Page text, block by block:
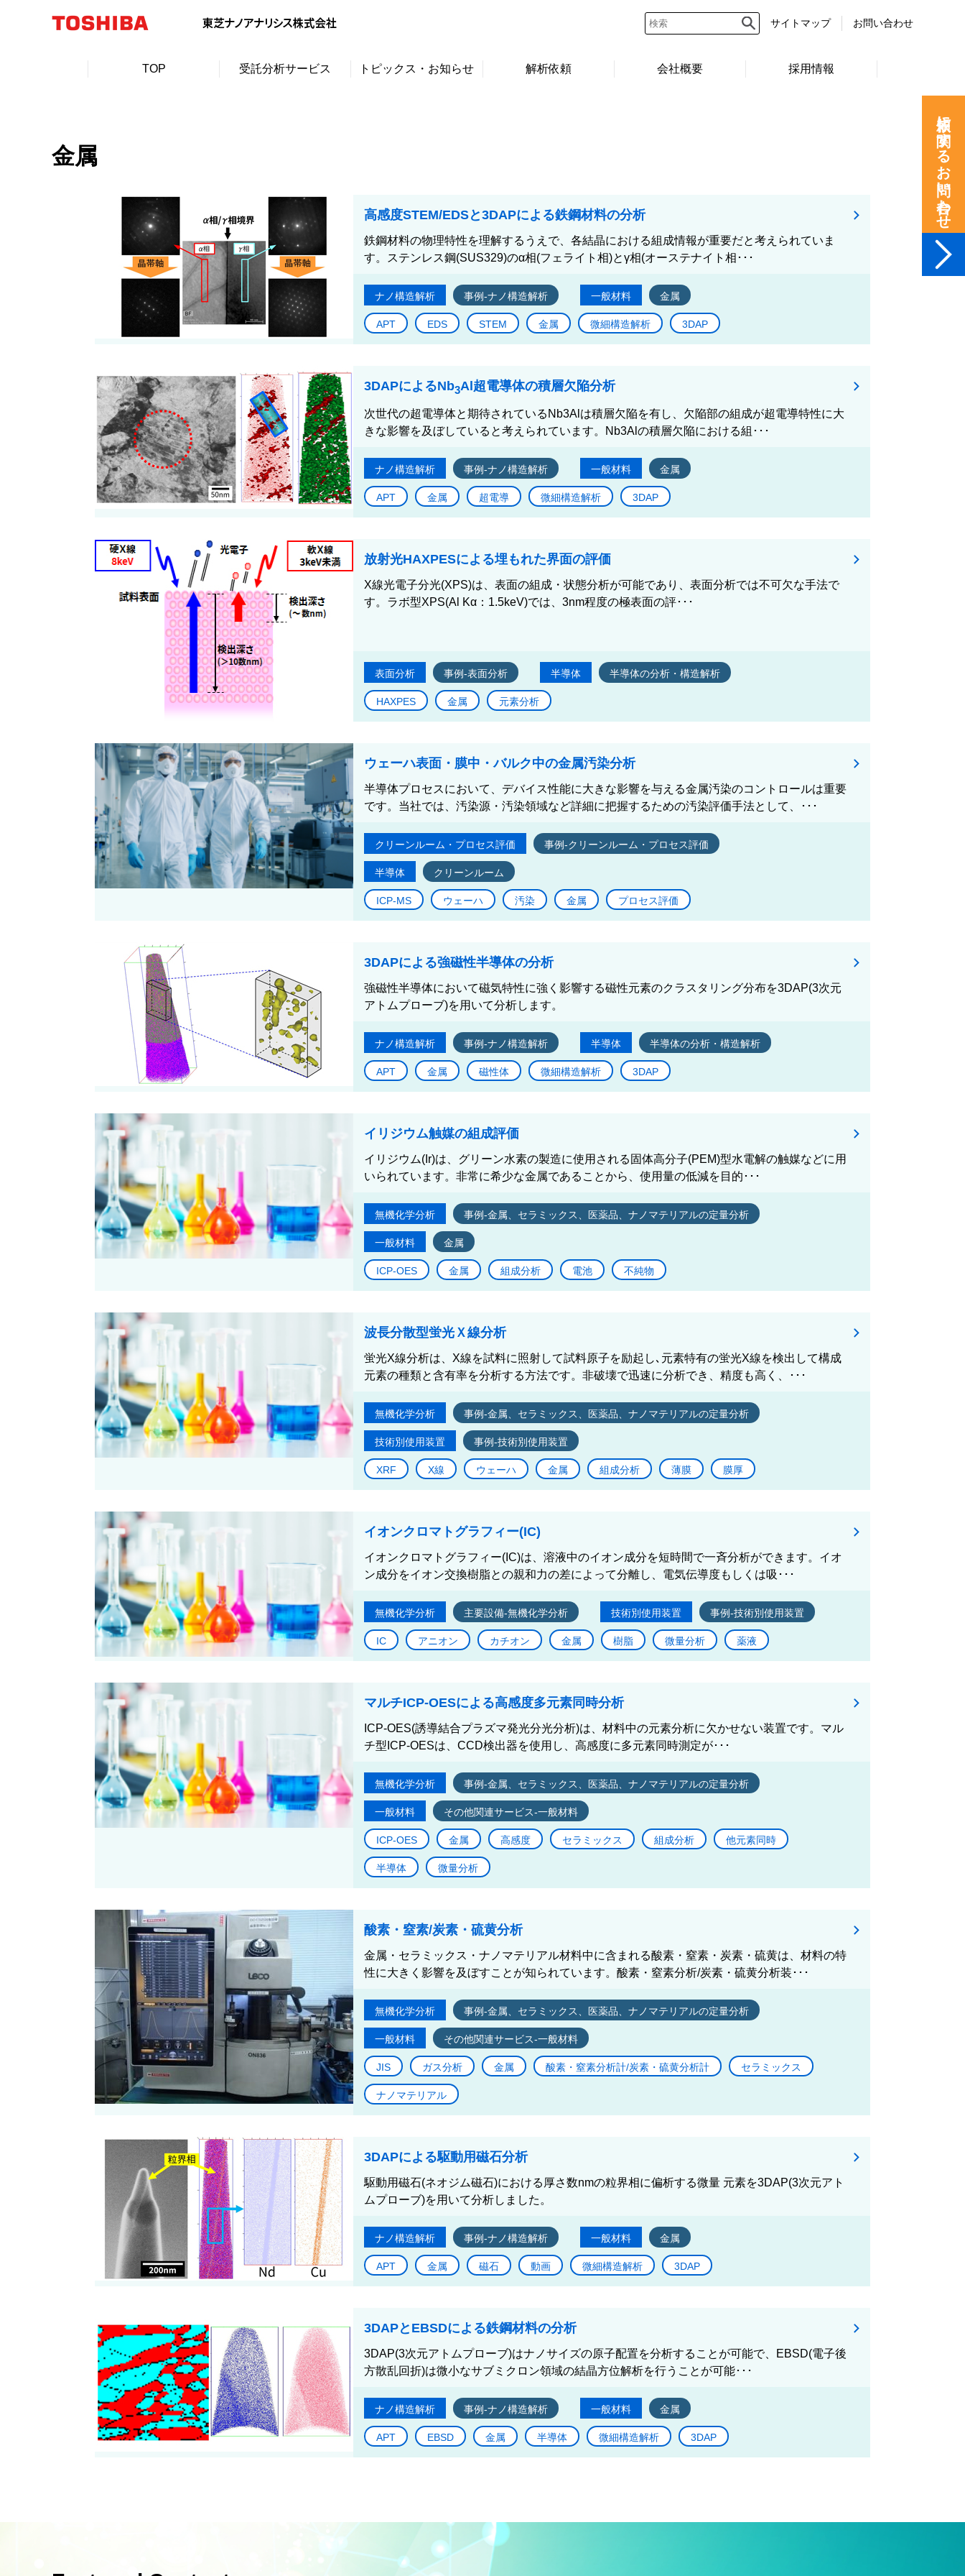
サイトマップ お問い合わせ
TOP 受託分析サービス トピックス・お知らせ 解析依頼 会社概要 採用情報
金属
高感度STEM/EDSと3DAPによる鉄鋼材料の分析
鉄鋼材料の物理特性を理解するうえで、各結晶における組成情報が重要だと考えられていま
す。ステンレス鋼(SUS329)のα相(フェライト相)とγ相(オーステナイト相･･･
ナノ構造解析 事例-ナノ構造解析 一般材料 金属
APT EDS STEM 金属 微細構造解析 3DAP
3DAPによるNb3Al超電導体の積層欠陥分析
次世代の超電導体と期待されているNb3Alは積層欠陥を有し、欠陥部の組成が超電導特性に大
きな影響を及ぼしていると考えられています。Nb3Alの積層欠陥における組･･･
ナノ構造解析 事例-ナノ構造解析 一般材料 金属
APT 金属 超電導 微細構造解析 3DAP
放射光HAXPESによる埋もれた界面の評価
X線光電子分光(XPS)は、表面の組成・状態分析が可能であり、表面分析では不可欠な手法で
す。ラボ型XPS(Al Kα：1.5keV)では、3nm程度の極表面の評･･･
表面分析 事例-表面分析 半導体 半導体の分析・構造解析
HAXPES 金属 元素分析
ウェーハ表面・膜中・バルク中の金属汚染分析
半導体プロセスにおいて、デバイス性能に大きな影響を与える金属汚染のコントロールは重要
です。当社では、汚染源・汚染領域など詳細に把握するための汚染評価手法として、･･･
クリーンルーム・プロセス評価 事例-クリーンルーム・プロセス評価
半導体 クリーンルーム
ICP-MS ウェーハ 汚染 金属 プロセス評価
3DAPによる強磁性半導体の分析
強磁性半導体において磁気特性に強く影響する磁性元素のクラスタリング分布を3DAP(3次元
アトムプローブ)を用いて分析します。
ナノ構造解析 事例-ナノ構造解析 半導体 半導体の分析・構造解析
APT 金属 磁性体 微細構造解析 3DAP
イリジウム触媒の組成評価
イリジウム(Ir)は、グリーン水素の製造に使用される固体高分子(PEM)型水電解の触媒などに用
いられています。非常に希少な金属であることから、使用量の低減を目的･･･
無機化学分析 事例-金属、セラミックス、医薬品、ナノマテリアルの定量分析
一般材料 金属
ICP-OES 金属 組成分析 電池 不純物
波長分散型蛍光Ｘ線分析
蛍光X線分析は、X線を試料に照射して試料原子を励起し､元素特有の蛍光X線を検出して構成
元素の種類と含有率を分析する方法です。非破壊で迅速に分析でき、精度も高く、･･･
無機化学分析 事例-金属、セラミックス、医薬品、ナノマテリアルの定量分析
技術別使用装置 事例-技術別使用装置
XRF X線 ウェーハ 金属 組成分析 薄膜 膜厚
イオンクロマトグラフィー(IC)
イオンクロマトグラフィー(IC)は、溶液中のイオン成分を短時間で一斉分析ができます。イオ
ン成分をイオン交換樹脂との親和力の差によって分離し、電気伝導度もしくは吸･･･
無機化学分析 主要設備-無機化学分析 技術別使用装置 事例-技術別使用装置
IC アニオン カチオン 金属 樹脂 微量分析 薬液
マルチICP-OESによる高感度多元素同時分析
ICP-OES(誘導結合プラズマ発光分光分析)は、材料中の元素分析に欠かせない装置です。マル
チ型ICP-OESは、CCD検出器を使用し、高感度に多元素同時測定が･･･
無機化学分析 事例-金属、セラミックス、医薬品、ナノマテリアルの定量分析
一般材料 その他関連サービス-一般材料
ICP-OES 金属 高感度 セラミックス 組成分析 他元素同時
半導体 微量分析
酸素・窒素/炭素・硫黄分析
金属・セラミックス・ナノマテリアル材料中に含まれる酸素・窒素・炭素・硫黄は、材料の特
性に大きく影響を及ぼすことが知られています。酸素・窒素分析/炭素・硫黄分析装･･･
無機化学分析 事例-金属、セラミックス、医薬品、ナノマテリアルの定量分析
一般材料 その他関連サービス-一般材料
JIS ガス分析 金属 酸素・窒素分析計/炭素・硫黄分析計 セラミックス
ナノマテリアル
3DAPによる駆動用磁石分析
駆動用磁石(ネオジム磁石)における厚さ数nmの粒界相に偏析する微量 元素を3DAP(3次元アト
ムプローブ)を用いて分析しました。
ナノ構造解析 事例-ナノ構造解析 一般材料 金属
APT 金属 磁石 動画 微細構造解析 3DAP
3DAPとEBSDによる鉄鋼材料の分析
3DAP(3次元アトムプローブ)はナノサイズの原子配置を分析することが可能で、EBSD(電子後
方散乱回折)は微小なサブミクロン領域の結晶方位解析を行うことが可能･･･
ナノ構造解析 事例-ナノ構造解析 一般材料 金属
APT EBSD 金属 半導体 微細構造解析 3DAP
依頼に関するお問い合わせ